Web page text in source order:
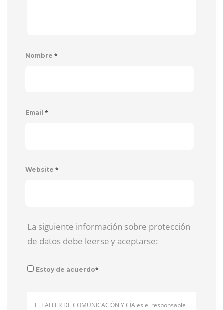
Nombre *
Email *
Website *
La siguiente información sobre protección
de datos debe leerse y aceptarse:
Estoy de acuerdo*
El TALLER DE COMUNICACIÓN Y CÍA es el responsable